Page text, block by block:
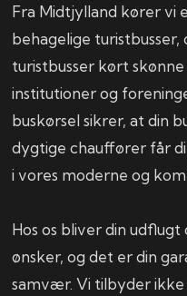
Fra Midtjylland kører vi
behagelige turistbusser,
turistbusser kørt
institutioner og
buskørsel sikrer, at din
dygtige chauffører får
i vores moderne og
Hos os bliver din
ønsker, og det er din
samvær. Vi tilbyder ikke